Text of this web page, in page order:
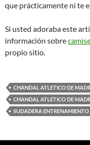
que prácticamente ni te
Si usted adoraba este
información sobre
propio sitio.
CHANDAL ATLETICO DE
CHANDAL ATLETICO DE
SUDADERA